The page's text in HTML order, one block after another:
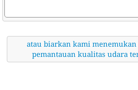
atau biarkan kami menemukan
pemantauan kualitas udara